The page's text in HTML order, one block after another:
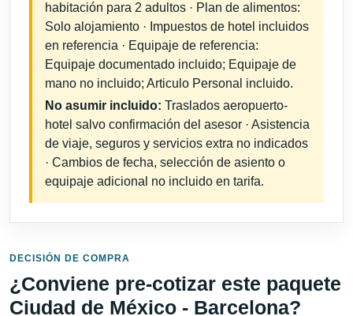
habitación para 2 adultos · Plan de alimentos:
Solo alojamiento · Impuestos de hotel incluidos
en referencia · Equipaje de referencia:
Equipaje documentado incluido; Equipaje de
mano no incluido; Articulo Personal incluido.
No asumir incluido: Traslados aeropuerto-
hotel salvo confirmación del asesor · Asistencia
de viaje, seguros y servicios extra no indicados
· Cambios de fecha, selección de asiento o
equipaje adicional no incluido en tarifa.
DECISIÓN DE COMPRA
¿Conviene pre-cotizar este paquete
Ciudad de México - Barcelona?